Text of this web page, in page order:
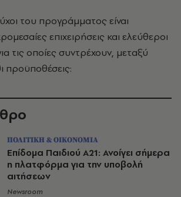
του προγράμματος είναι
επιχειρήσεις και ελεύθεροι
τις οποίες συντρέχουν, μεταξύ
προϋποθέσεις:
ΠΟΛΙΤΙΚΗ & ΟΙΚΟΝΟΜΙΑ
Επίδομα Παιδιού Α21: Ανοίγει σήμερα
η πλατφόρμα για την υποβολή
αιτήσεων
Newsroom